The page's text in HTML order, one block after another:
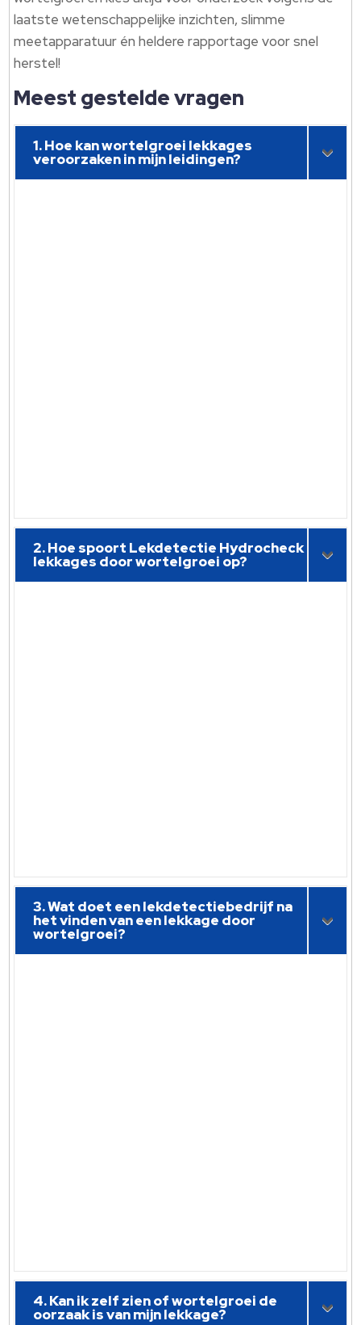
laatste wetenschappelijke inzichten, slimme
meetapparatuur én heldere rapportage voor snel
herstel!
Meest gestelde vragen
1. Hoe kan wortelgroei lekkages
veroorzaken in mijn leidingen?
2. Hoe spoort Lekdetectie Hydrocheck
lekkages door wortelgroei op?
3. Wat doet een lekdetectiebedrijf na
het vinden van een lekkage door
wortelgroei?
4. Kan ik zelf zien of wortelgroei de
oorzaak is van mijn lekkage?